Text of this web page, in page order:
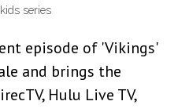
series
episode of 'Vikings'
and brings the
Hulu Live TV,